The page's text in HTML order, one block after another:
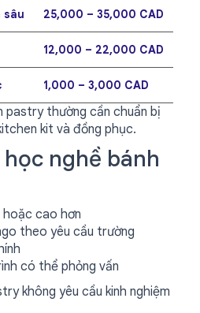
sâu 25,000 – 35,000 CAD
12,000 – 22,000 CAD
1,000 – 3,000 CAD
pastry thường cần chuẩn bị
kit và đồng phục.
nghề bánh
hoặc cao hơn
theo yêu cầu trường
có thể phỏng vấn
không yêu cầu kinh nghiệm